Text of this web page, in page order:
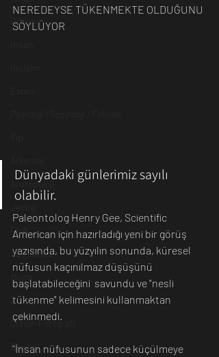
Dünya
Antropoloji
Fizik
Astronomi
Zooloji
Günün Fotoğrafı
Biyoloji
NEREDEYSE TÜKENMEKTE OLDUĞUNU
SÖYLÜYOR
Dünyadaki günlerimiz sayılı
olabilir.
Paleontolog Henry Gee, Scientific
American için hazırladığı yeni bir görüş
yazısında, bu yüzyılın sonunda, küresel
nüfusun kaçınılmaz düşüşünü
başlatabileceğini  savundu ve "nesli
tükenme" kelimesini kullanmaktan
çekinmedi.
“İnsan nüfusunun sadece küçülmeye